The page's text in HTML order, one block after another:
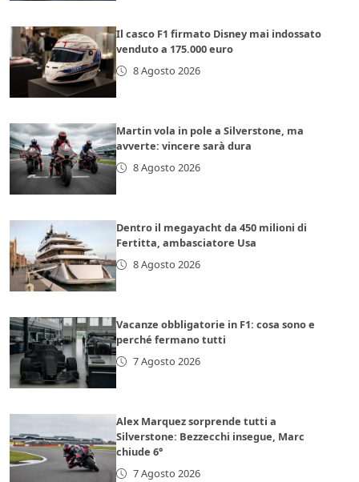
Il casco F1 firmato Disney mai indossato
venduto a 175.000 euro
8 Agosto 2026
Martin vola in pole a Silverstone, ma
avverte: vincere sarà dura
8 Agosto 2026
Dentro il megayacht da 450 milioni di
Fertitta, ambasciatore Usa
8 Agosto 2026
Vacanze obbligatorie in F1: cosa sono e
perché fermano tutti
7 Agosto 2026
Alex Marquez sorprende tutti a
Silverstone: Bezzecchi insegue, Marc
chiude 6°
7 Agosto 2026